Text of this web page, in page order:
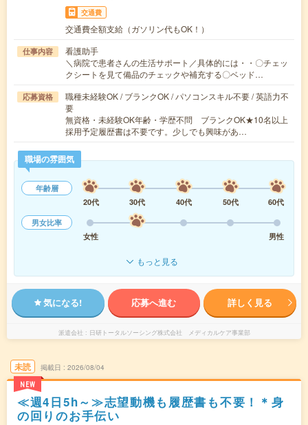
交通費
交通費全額支給（ガソリン代もOK！）
仕事内容
看護助手
＼病院で患者さんの生活サポート／具体的には・・〇チェッ
クシートを見て備品のチェックや補充する〇ベッド…
応募資格
職種未経験OK / ブランクOK / パソコンスキル不要 / 英語力不
要
無資格・未経験OK年齢・学歴不問 ブランクOK★10名以上
採用予定履歴書は不要です。少しでも興味があ…
職場の雰囲気
年齢層
20代
30代 40代 50代
60代
男女比率
女性
男性
もっと見る
気になる! 応募へ進む 詳しく見る
派遣会社 日研トータルソーシング株式会社 メディカルケア事業部
未読
NEW
掲載日 2026/08/04
≪週4日5h～≫志望動機も履歴書も不要！＊身
の回りのお手伝い